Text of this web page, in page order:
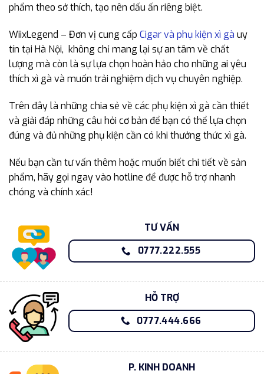
phẩm theo sở thích, tạo nên dấu ấn riêng biệt.
WiixLegend – Đơn vị cung cấp Cigar và phụ kiện xì gà uy
tín tại Hà Nội, không chỉ mang lại sự an tâm về chất
lượng mà còn là sự lựa chọn hoàn hảo cho những ai yêu
thích xì gà và muốn trải nghiệm dịch vụ chuyên nghiệp.
Trên đây là những chia sẻ về các phụ kiện xì gà cần thiết
và giải đáp những câu hỏi cơ bản để bạn có thể lựa chọn
đúng và đủ những phụ kiện cần có khi thưởng thức xì gà.
Nếu bạn cần tư vấn thêm hoặc muốn biết chi tiết về sản
phẩm, hãy gọi ngay vào hotline để được hỗ trợ nhanh
chóng và chính xác!
TƯ VẤN
0777.222.555
HỖ TRỢ
0777.444.666
P. KINH DOANH